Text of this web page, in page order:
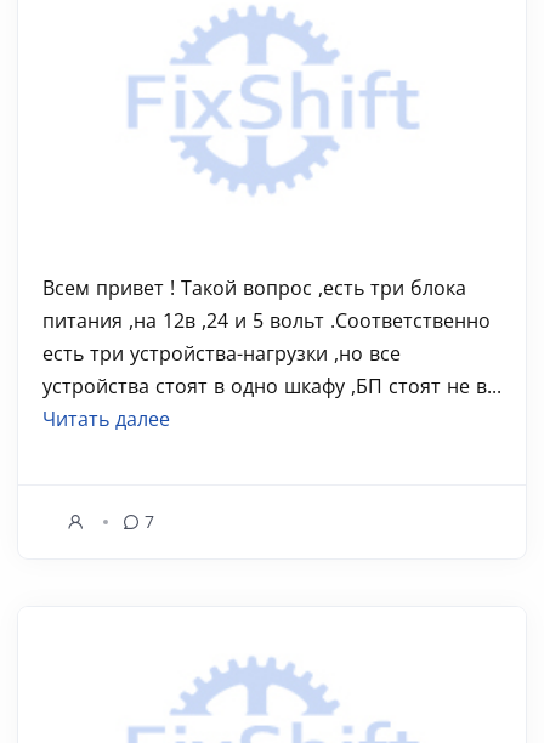
Всем привет ! Такой вопрос ,есть три блока
питания ,на 12в ,24 и 5 вольт .Соответственно
есть три устройства-нагрузки ,но все
устройства стоят в одно шкафу ,БП стоят не в...
Читать далее
7